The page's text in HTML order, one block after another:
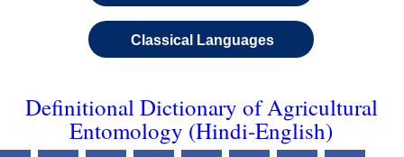
Classical Languages
Definitional Dictionary of Agricultural
Entomology (Hindi-English)